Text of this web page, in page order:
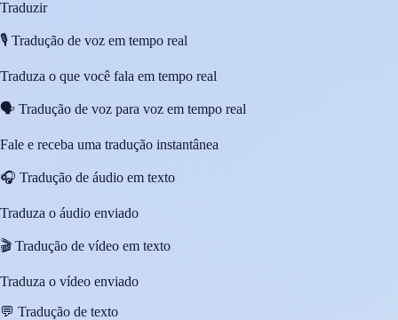
Traduzir
🎙️ Tradução de voz em tempo real
Traduza o que você fala em tempo real
🗣️ Tradução de voz para voz em tempo real
Fale e receba uma tradução instantânea
🎧 Tradução de áudio em texto
Traduza o áudio enviado
🎬 Tradução de vídeo em texto
Traduza o vídeo enviado
💬 Tradução de texto